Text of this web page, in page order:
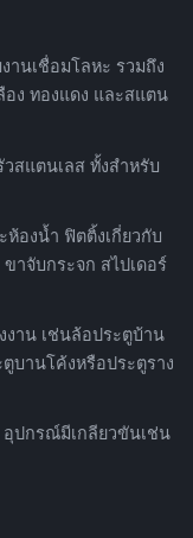
านเชื่อมโลหะ รวมถึง
อง ทองแดง และสแตน
สแตนเลส ทั้งสำหรับ
องน้ำ ฟิตติ้งเกี่ยวกับ
าจับกระจก สไปเดอร์
งาน เช่นล้อประตูบ้าน
บานโค้งหรือประตูราง
อุปกรณ์มีเกลียวขันเช่น